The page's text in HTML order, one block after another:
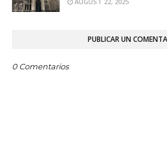
PUBLICAR UN
0 Comentarios